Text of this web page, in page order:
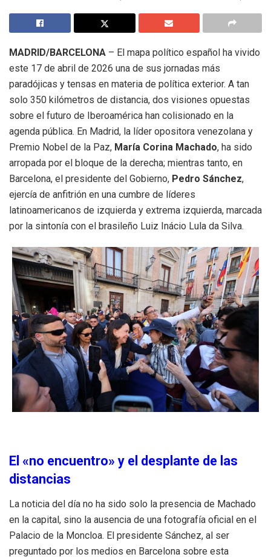
MADRID/BARCELONA – El mapa político español ha vivido
este 17 de abril de 2026 una de sus jornadas más
paradójicas y tensas en materia de política exterior. A tan
solo 350 kilómetros de distancia, dos visiones opuestas
sobre el futuro de Iberoamérica han colisionado en la
agenda pública. En Madrid, la líder opositora venezolana y
Premio Nobel de la Paz, María Corina Machado, ha sido
arropada por el bloque de la derecha; mientras tanto, en
Barcelona, el presidente del Gobierno, Pedro Sánchez,
ejercía de anfitrión en una cumbre de líderes
latinoamericanos de izquierda y extrema izquierda, marcada
por la sintonía con el brasileño Luiz Inácio Lula da Silva.
El «no encuentro» y el desplante de las
distancias
La noticia del día no ha sido solo la presencia de Machado
en la capital, sino la ausencia de una fotografía oficial en el
Palacio de la Moncloa. El presidente Sánchez, al ser
preguntado por los medios en Barcelona sobre esta